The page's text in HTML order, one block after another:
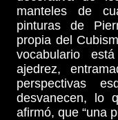
manteles de
pinturas de
propia del
vocabulario
ajedrez,
perspectivas
desvanecen, lo
afirmó, que “una